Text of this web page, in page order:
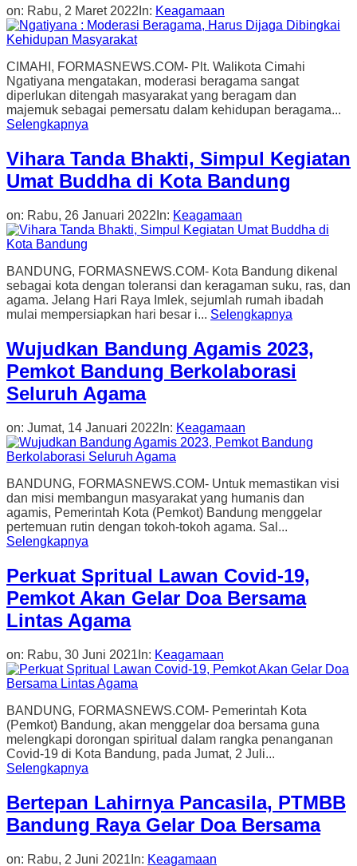
on: Rabu, 2 Maret 2022 In: Keagamaan
CIMAHI, FORMASNEWS.COM- Plt. Walikota Cimahi
Ngatiyana mengatakan, moderasi beragama sangat
diperlukan ditengah masyarakat yang beragam dan
majemuk sebagai pemersatu dalam kehidupan beragama...
Selengkapnya
Vihara Tanda Bhakti, Simpul Kegiatan
Umat Buddha di Kota Bandung
on: Rabu, 26 Januari 2022 In: Keagamaan
BANDUNG, FORMASNEWS.COM- Kota Bandung dikenal
sebagai kota dengan toleransi dan keragaman suku, ras, dan
agama. Jelang Hari Raya Imlek, sejumlah rumah ibadah
mulai mempersiapkan hari besar i... Selengkapnya
Wujudkan Bandung Agamis 2023,
Pemkot Bandung Berkolaborasi
Seluruh Agama
on: Jumat, 14 Januari 2022 In: Keagamaan
BANDUNG, FORMASNEWS.COM- Untuk memastikan visi
dan misi membangun masyarakat yang humanis dan
agamis, Pemerintah Kota (Pemkot) Bandung menggelar
pertemuan rutin dengan tokoh-tokoh agama. Sal...
Selengkapnya
Perkuat Spritual Lawan Covid-19,
Pemkot Akan Gelar Doa Bersama
Lintas Agama
on: Rabu, 30 Juni 2021 In: Keagamaan
BANDUNG, FORMASNEWS.COM- Pemerintah Kota
(Pemkot) Bandung, akan menggelar doa bersama guna
melengkapi dorongan spiritual dalam rangka penanganan
Covid-19 di Kota Bandung, pada Jumat, 2 Juli...
Selengkapnya
Bertepan Lahirnya Pancasila, PTMBB
Bandung Raya Gelar Doa Bersama
on: Rabu, 2 Juni 2021 In: Keagamaan